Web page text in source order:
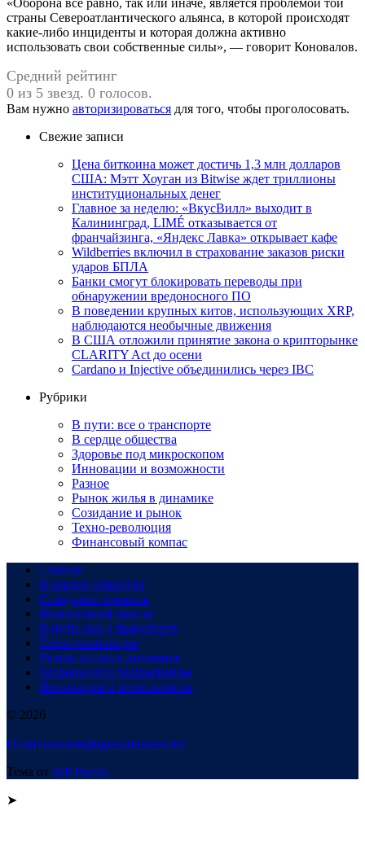
страны Североатлантического альянса, в которой происходят
какие-либо инциденты и которая должна активно
использовать свои собственные силы», — говорит Коновалов.
Средний рейтинг
0 из 5 звезд. 0 голосов.
Вам нужно авторизироваться для того, чтобы проголосовать.
Свежие записи
Цена биткоина может достичь 1,3 млн долларов
США: Мэтт Хоуган из Bitwise ждет триллионы
институциональных денег
Главное за неделю: «ВкусВилл» выходит в
Калининград, LIMÉ отказывается от
франчайзинга, «Яндекс Лавка» открывает кафе
Wildberries включил в страхование заказов риски
ударов БПЛА
Банки смогут блокировать переводы при
обнаружении вредоносного ПО
В поведении крупных китов, использующих XRP,
наблюдаются необычные движения
В США отложили принятие закона о крипторынке
CLARITY Act до осени
Cardano и Injective объединились через IBC
Рубрики
В пути: все о транспорте
В сердце общества
Здоровье под микроскопом
Инновации и возможности
Разное
Рынок жилья в динамике
Созидание и рынок
Техно-революция
Финансовый компас
Главная
В сердце общества
Созидание и рынок
Финансовый компас
В пути: все о транспорте
Техно-революция
Рынок жилья в динамике
Здоровье под микроскопом
Инновации и возможности
© 2026
Политика конфиденциальности
Тема от WP Puzzle
➤